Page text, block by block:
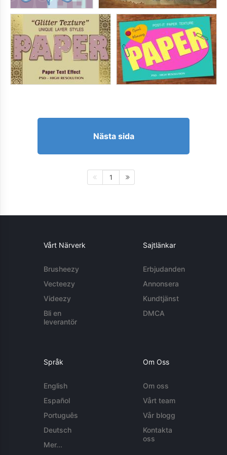
Nästa sida
1
Vårt Närverk
Brusheezy
Vecteezy
Videezy
Bli en
leverantör
Sajtlänkar
Erbjudanden
Annonsera
Kundtjänst
DMCA
Språk
English
Español
Português
Deutsch
Mer...
Om Oss
Om oss
Vårt team
Vår blogg
Kontakta
oss